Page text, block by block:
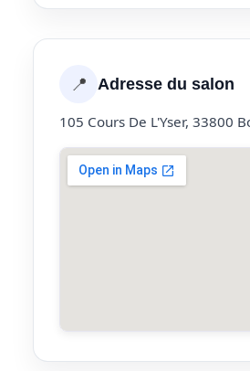
📍 Adresse du salon
105 Cours De L'Yser, 33800